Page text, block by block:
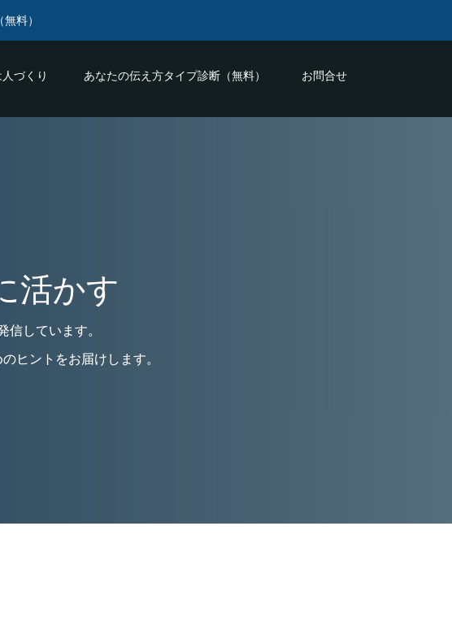
料）
づくり あなたの伝え方タイプ診断（無料） お問合せ
活かす
信しています。
ヒントをお届けします。